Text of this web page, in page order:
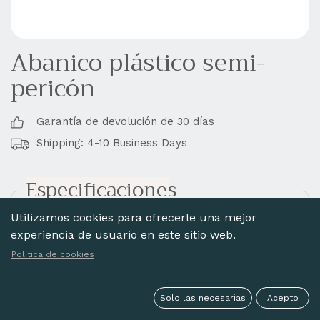
Abanico plástico semi-
pericón
Garantía de devolución de 30 días
Shipping: 4-10 Business Days
Especificaciones
Estilo:
Souvenir
Material
Calado
Utilizamos cookies para ofrecerle una mejor
experiencia de usuario en este sitio web.
Política de cookies
Solo las necesarias Acepto